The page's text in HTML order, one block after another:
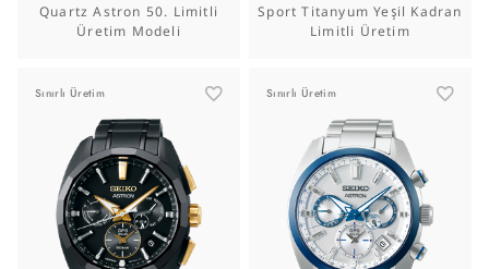
Quartz Astron 50. Limitli
Üretim Modeli
Sport Titanyum Yeşil Kadran
Limitli Üretim
Sınırlı Üretim Sınırlı Üretim